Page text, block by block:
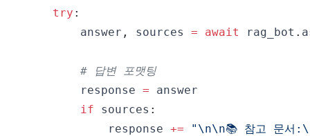
try :
        answer
, sources = await rag_bot .
# 답변 포맷팅
        response
=
if sources :
            response
+=
"\n\n📚 참고 문서